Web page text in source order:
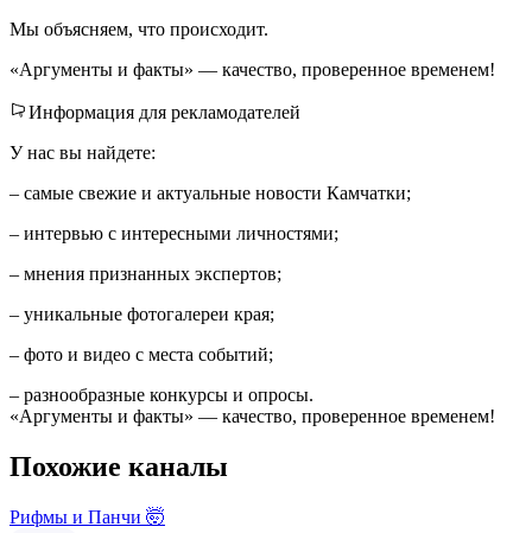
Мы объясняем, что происходит.
«Аргументы и факты» — качество, проверенное временем!
Информация для рекламодателей
У нас вы найдете:
– самые свежие и актуальные новости Камчатки;
– интервью с интересными личностями;
– мнения признанных экспертов;
– уникальные фотогалереи края;
– фото и видео с места событий;
– разнообразные конкурсы и опросы.
«Аргументы и факты» — качество, проверенное временем!
Похожие каналы
Рифмы и Панчи 🤯